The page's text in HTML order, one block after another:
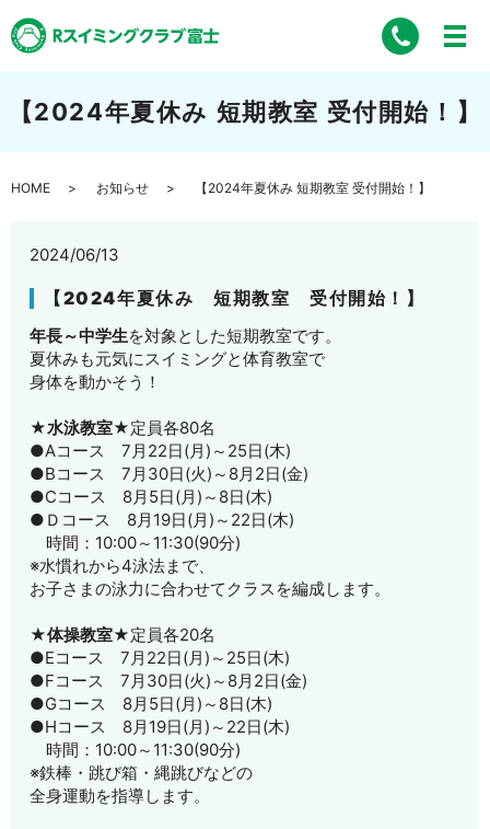
【2024年夏休み 短期教室 受付開始！】
HOME お知らせ 【2024年夏休み 短期教室 受付開始！】
2024/06/13
【2024年夏休み 短期教室 受付開始！】
年長～中学生を対象とした短期教室です。
夏休みも元気にスイミングと体育教室で
身体を動かそう！
★水泳教室★定員各80名
●Aコース 7月22日(月)～25日(木)
●Bコース 7月30日(火)～8月2日(金)
●Cコース 8月5日(月)～8日(木)
●Ｄコース 8月19日(月)～22日(木)
時間：10:00～11:30(90分)
※水慣れから4泳法まで、
お子さまの泳力に合わせてクラスを編成します。
★体操教室★定員各20名
●Eコース 7月22日(月)～25日(木)
●Fコース 7月30日(火)～8月2日(金)
●Gコース 8月5日(月)～8日(木)
●Hコース 8月19日(月)～22日(木)
時間：10:00～11:30(90分)
※鉄棒・跳び箱・縄跳びなどの
全身運動を指導します。